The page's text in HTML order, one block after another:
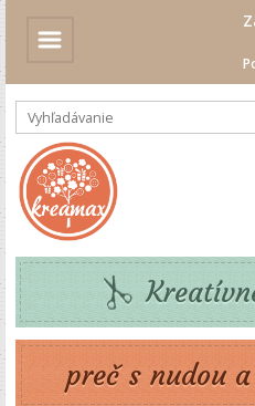
preč s nudou